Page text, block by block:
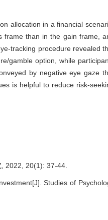
allocation in a financial
frame than in the gain frame,
tracking procedure revealed
gamble option, while
by negative eye gaze
is helpful to reduce risk-
, 2022, 20(1): 37-44.
Studies of